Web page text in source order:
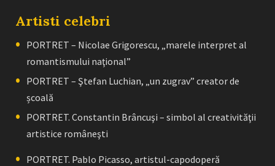
Artisti celebri
PORTRET – Nicolae Grigorescu, „marele interpret al
romantismului naţional”
PORTRET – Ştefan Luchian, „un zugrav” creator de
școală
PORTRET. Constantin Brâncuşi – simbol al creativităţii
artistice româneşti
PORTRET. Pablo Picasso, artistul-capodoperă